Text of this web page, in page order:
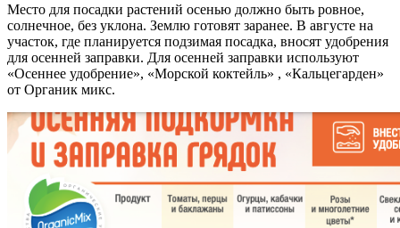
Место для посадки растений осенью должно быть ровное,
солнечное, без уклона. Землю готовят заранее. В августе на
участок, где планируется подзимая посадка, вносят удобрения
для осенней заправки. Для осенней заправки используют
«Осеннее удобрение», «Морской коктейль» , «Кальцегарден»
от Органик микс.